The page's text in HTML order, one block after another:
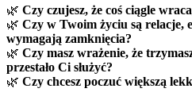
🌿 Czy czujesz, że coś ciągle
🌿 Czy w Twoim życiu są relacje,
wymagają zamknięcia?
🌿 Czy masz wrażenie, że
przestało Ci służyć?
🌿 Czy chcesz poczuć większą